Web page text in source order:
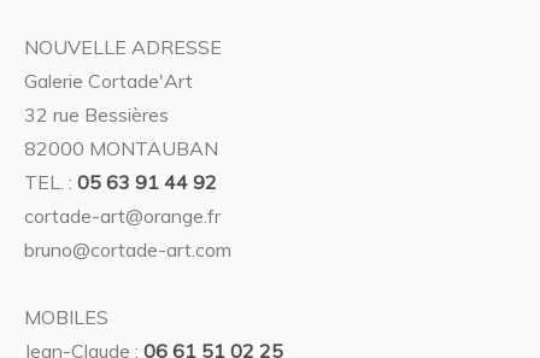
NOUVELLE ADRESSE
Galerie Cortade'Art
32 rue Bessières
82000 MONTAUBAN
TEL. :05 63 91 44 92
cortade-art@orange.fr
bruno@cortade-art.com
MOBILES
Jean-Claude :06 61 51 02 25